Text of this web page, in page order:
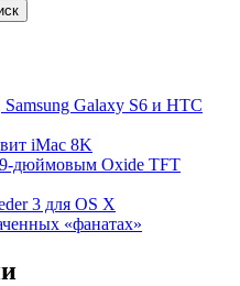
Galaxy S6 и HTC
iMac 8K
дюймовым Oxide TFT
3 для OS X
«фанатах»